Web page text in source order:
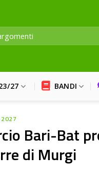
27 BANDI
Bari-Bat
di Murgi